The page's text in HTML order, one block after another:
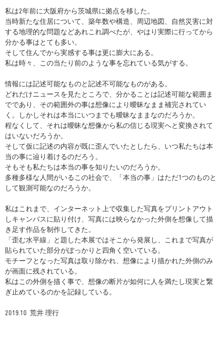
私は2年前に大阪府から茨城県に拠点を移した。
当時新たな住居について、築年数や構造、周辺地図、自然災害に対
する地理的な問題などあれこれ調べたが、やはり実際に行ってから
分かる事はとても多い。
そして住んでから実感する事は更に膨大にある。
私は時々、この当たり前のような事を忘れている気がする。
情報には記述可能なものと記述不可能なものがある。
どれだけニュースを見たところで、分かることは記述可能な範囲ま
でであり、その範囲外の事は想像により曖昧なまま補完されてい
く。しかしそれは本当にいつまでも曖昧なままなのだろうか。
程なくして、それは曖昧な想像から私の信じる現実へと変換されて
はいないだろうか。
そして仮に記述の内容が既に歪んでいたとしたら、いつ私たちは本
当の事に辿り着けるのだろう。
そもそも私たちは本当の事を知りたいのだろうか。
多種多様な人間がいるこの社会で、「本当の事」はただ1つのものと
して観測可能なのだろうか。
私はこれまで、インターネット上で収集した写真をプリントアウト
しキャンバスに貼り付け、写真には映らなかった外側を想像して描
き足す作品を制作してきた。
「歪む水平線」と題した本展ではそこから発展し、これまで写真が
貼られていた部分がぽっかりと四角く空いている。
モチーフとなった写真は取り除かれ、想像により描かれた外側のみ
が画面に残されている。
私はこの外側を描く事で、想像の断片が如何に人を満たし現実と繋
ぎ止めているのかを記録している。
2019.10 荒井 理行